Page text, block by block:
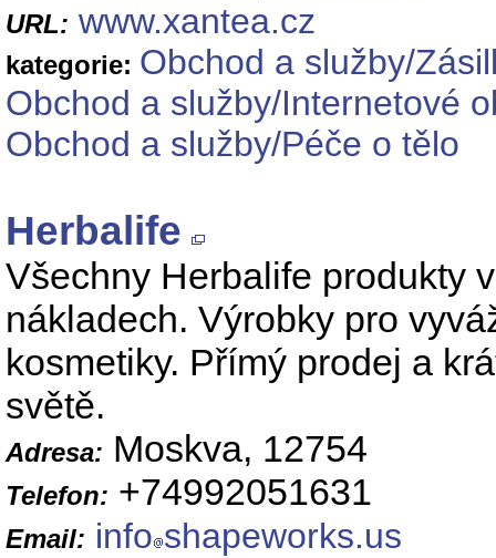
URL: www.xantea.cz
kategorie: Obchod a služby/
Obchod a služby/Internetové
Obchod a služby/Péče o tělo
Herbalife
Všechny Herbalife produkty
nákladech. Výrobky pro
kosmetiky. Přímý prodej a
světě.
Adresa: Moskva, 12754
Telefon: +74992051631
Email: info shapeworks.us